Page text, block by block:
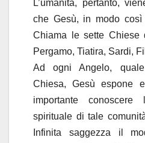
L’umanità, pertanto,
che Gesù, in modo così
Chiama le sette Chiese
Pergamo, Tiatira, Sardi,
Ad ogni Angelo,
Chiesa, Gesù espone
importante
spirituale di tale
Infinita saggezza il